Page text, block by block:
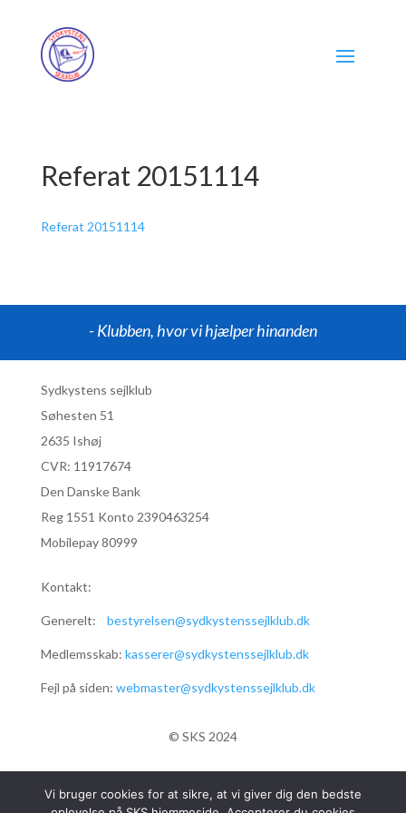
Referat 20151114
Referat 20151114
- Klubben, hvor vi hjælper hinanden
Sydkystens sejlklub
Søhesten 51
2635 Ishøj
CVR: 11917674
Den Danske Bank
Reg 1551 Konto 2390463254
Mobilepay 80999
Kontakt:
Generelt: bestyrelsen@sydkystenssejlklub.dk
Medlemsskab: kasserer@sydkystenssejlklub.dk
Fejl på siden: webmaster@sydkystenssejlklub.dk
© SKS 2024
Vi bruger cookies for at sikre, at vi giver dig den bedste